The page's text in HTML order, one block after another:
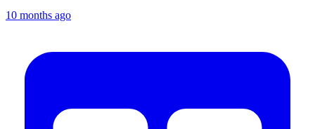
10 months ago